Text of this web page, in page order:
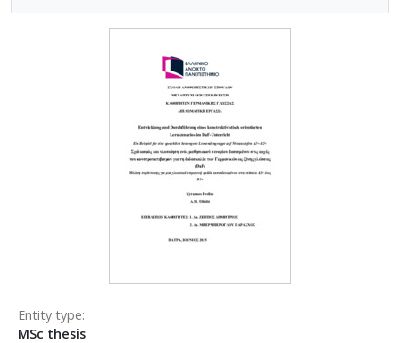
Entity type
MSc thesis